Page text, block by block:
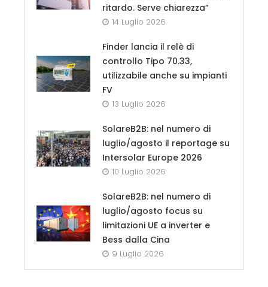
ritardo. Serve chiarezza”
14 Luglio 2026
Finder lancia il relè di
controllo Tipo 70.33,
utilizzabile anche su impianti
FV
13 Luglio 2026
SolareB2B: nel numero di
luglio/agosto il reportage su
Intersolar Europe 2026
10 Luglio 2026
SolareB2B: nel numero di
luglio/agosto focus su
limitazioni UE a inverter e
Bess dalla Cina
9 Luglio 2026